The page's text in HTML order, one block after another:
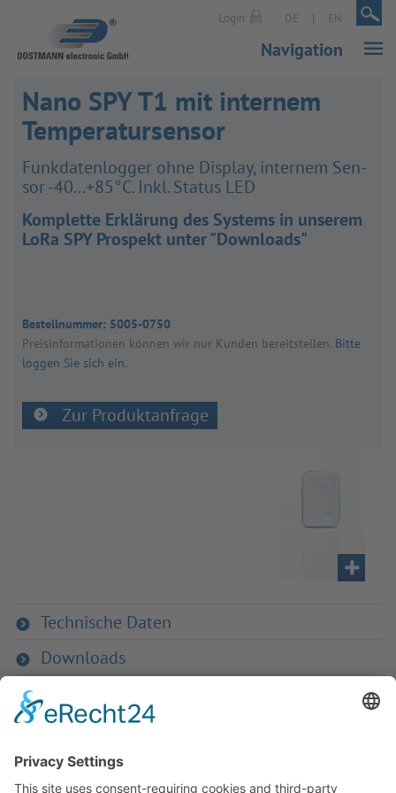
Login DE | EN |
Navigation
Nano SPY T1 mit internem
Temperatursensor
Funk­da­ten­log­ger ohne Dis­play, inter­nem Sen­
sor -40...+85°C. Inkl. Sta­tus LED
Komplette Erklärung des Systems in unserem
LoRa SPY Prospekt unter "Downloads"
Bestellnummer: 5005-0750
Preis­in­for­ma­tio­nen kön­nen wir nur Kun­den bereit­stel­len. Bitte
loggen Sie sich ein.
Zur Produktanfrage
Technische Daten
Downloads
Zurück zur Übersicht